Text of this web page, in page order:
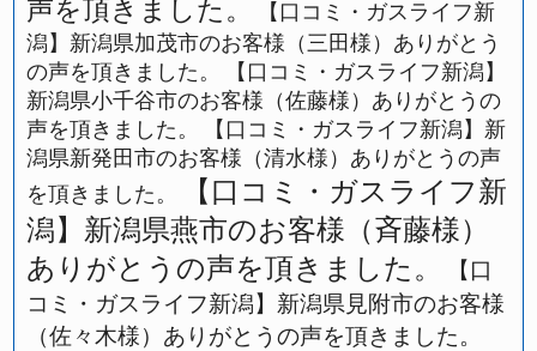
声を頂きました。
【口コミ・ガスライフ新
潟】新潟県加茂市のお客様（三田様）ありがとう
の声を頂きました。
【口コミ・ガスライフ新潟】
新潟県小千谷市のお客様（佐藤様）ありがとうの
声を頂きました。
【口コミ・ガスライフ新潟】新
潟県新発田市のお客様（清水様）ありがとうの声
を頂きました。
【口コミ・ガスライフ新
潟】新潟県燕市のお客様（斉藤様）
ありがとうの声を頂きました。
【口
コミ・ガスライフ新潟】新潟県見附市のお客様
（佐々木様）ありがとうの声を頂きました。